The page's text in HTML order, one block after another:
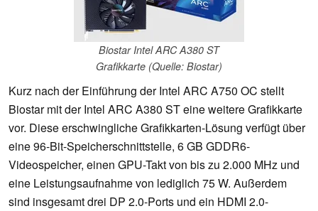
Biostar Intel ARC A380 ST
Grafikkarte (Quelle: Biostar)
Kurz nach der Einführung der Intel ARC A750 OC stellt
Biostar mit der Intel ARC A380 ST eine weitere Grafikkarte
vor. Diese erschwingliche Grafikkarten-Lösung verfügt über
eine 96-Bit-Speicherschnittstelle, 6 GB GDDR6-
Videospeicher, einen GPU-Takt von bis zu 2.000 MHz und
eine Leistungsaufnahme von lediglich 75 W. Außerdem
sind insgesamt drei DP 2.0-Ports und ein HDMI 2.0-